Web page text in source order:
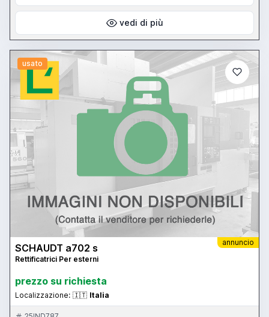
vedi di più
usato
annuncio
SCHAUDT a702 s
Rettificatrici Per esterni
prezzo su richiesta
Localizzazione: 🇮🇹 Italia